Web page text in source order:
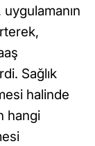
Sağlık
halinde
hangi